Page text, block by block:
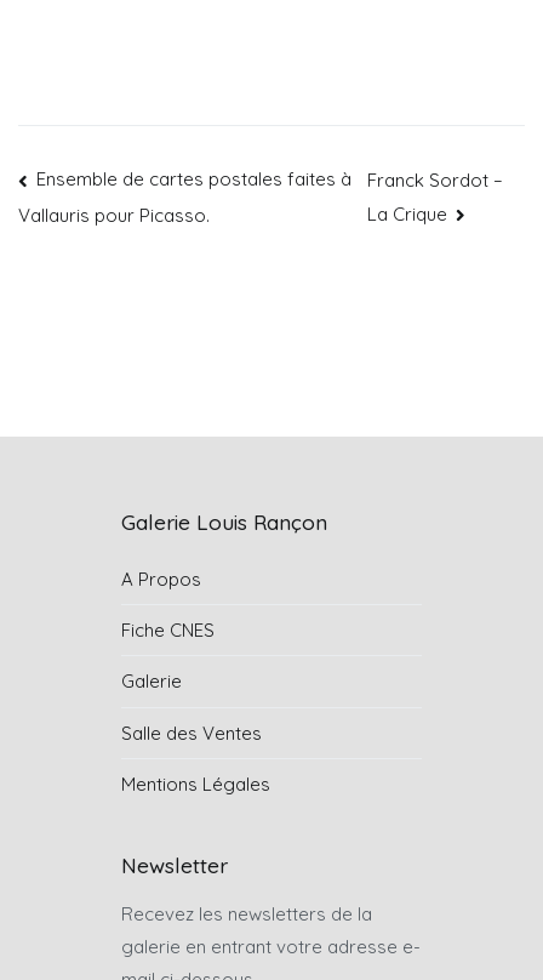
Ensemble de cartes postales faites à
Vallauris pour Picasso.
Franck Sordot –
La Crique
Galerie Louis Rançon
A Propos
Fiche CNES
Galerie
Salle des Ventes
Mentions Légales
Newsletter
Recevez les newsletters de la
galerie en entrant votre adresse e-